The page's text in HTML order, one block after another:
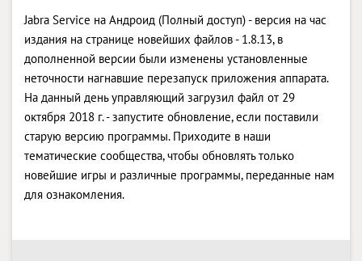
Jabra Service на Андроид (Полный доступ) - версия на час
издания на странице новейших файлов - 1.8.13, в
дополненной версии были изменены установленные
неточности нагнавшие перезапуск приложения аппарата.
На данный день управляющий загрузил файл от 29
октября 2018 г. - запустите обновление, если поставили
старую версию программы. Приходите в наши
тематические сообщества, чтобы обновлять только
новейшие игры и различные программы, переданные нам
для ознакомления.